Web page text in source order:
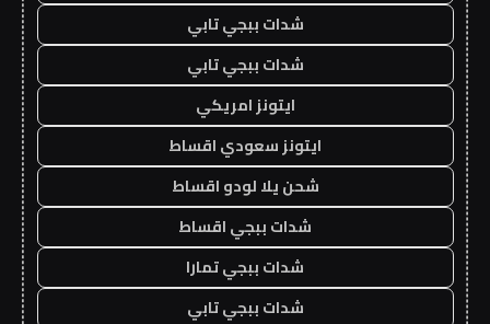
شدات ببجي تابي
شدات ببجي تابي
ايتونز امريكي
ايتونز سعودي اقساط
شحن يلا لودو اقساط
شدات ببجي اقساط
شدات ببجي تمارا
شدات ببجي تابي